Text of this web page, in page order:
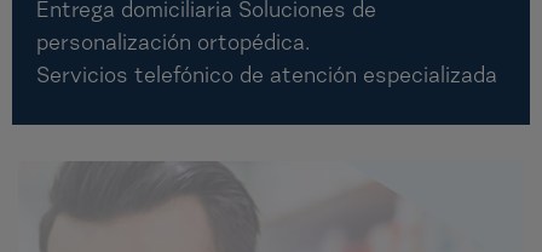
Entrega domiciliaria Soluciones de
personalización ortopédica.
Servicios telefónico de atención especializada